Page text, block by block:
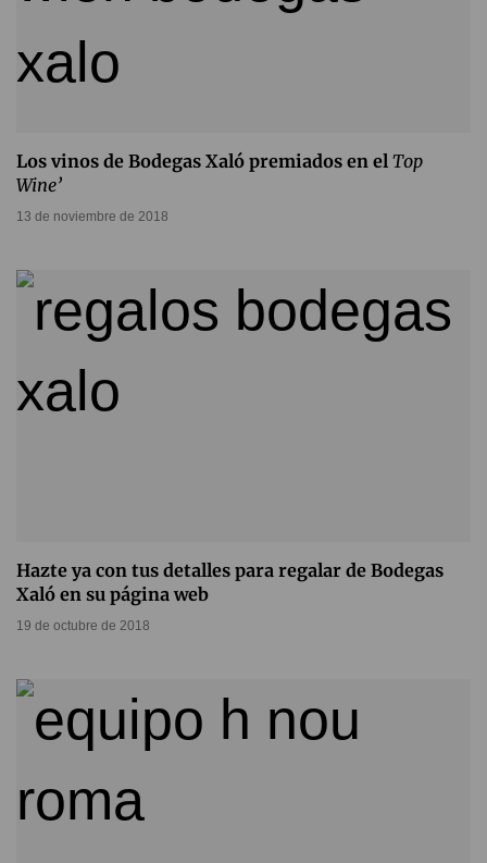
Los vinos de Bodegas Xaló premiados en el Top
Wine’
13 de noviembre de 2018
Hazte ya con tus detalles para regalar de Bodegas
Xaló en su página web
19 de octubre de 2018